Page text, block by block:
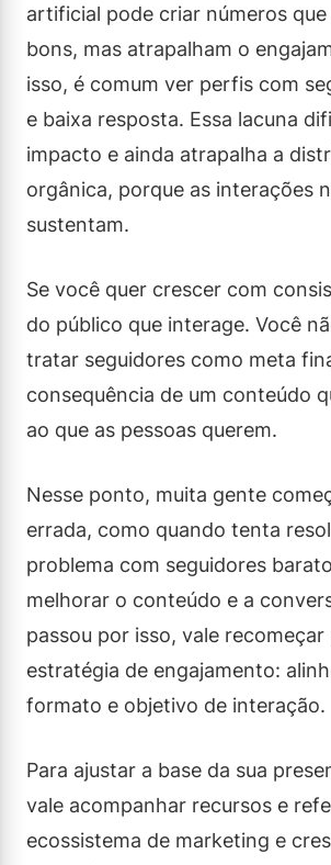
artificial pode criar números que
bons, mas atrapalham o
isso, é comum ver perfis com
e baixa resposta. Essa lacuna
impacto e ainda atrapalha a
orgânica, porque as interações
sustentam.
Se você quer crescer com
do público que interage. Você
tratar seguidores como meta
consequência de um conteúdo
ao que as pessoas querem.
Nesse ponto, muita gente
errada, como quando tenta
problema com seguidores
melhorar o conteúdo e a
passou por isso, vale recomeçar
estratégia de engajamento:
formato e objetivo de interação.
Para ajustar a base da sua
vale acompanhar recursos e
ecossistema de marketing e